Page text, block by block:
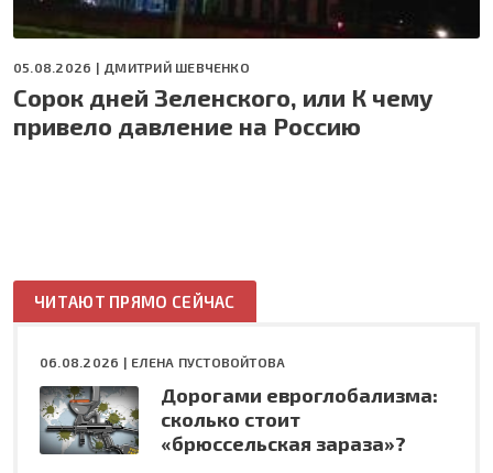
05.08.2026 | ДМИТРИЙ ШЕВЧЕНКО
Сорок дней Зеленского, или К чему
привело давление на Россию
ЧИТАЮТ ПРЯМО СЕЙЧАС
06.08.2026 | ЕЛЕНА ПУСТОВОЙТОВА
Дорогами евроглобализма:
сколько стоит
«брюссельская зараза»?